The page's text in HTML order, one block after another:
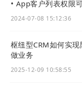
• App客户列表权限
2024-07-08 15:12:36
枢纽型CRM如何实
做业务
2025-12-09 10:58:55